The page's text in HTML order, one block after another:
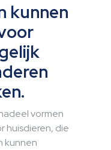
kunnen
vormen
huisdieren, die
kunnen